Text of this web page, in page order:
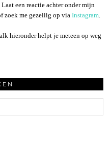
een reactie achter onder mijn
zoek me gezellig op via Instagram
hieronder helpt je meteen op weg